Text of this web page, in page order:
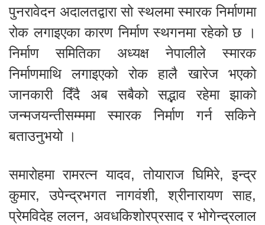
पुनरावेदन अदालतद्वारा सो स्थलमा स्मारक निर्माणमा
रोक लगाइएका कारण निर्माण स्थगनमा रहेको छ ।
निर्माण समितिका अध्यक्ष नेपालीले स्मारक
निर्माणमाथि लगाइएको रोक हालै खारेज भएको
जानकारी दिँदै अब सबैको सद्भाव रहेमा झाको
जन्मजयन्तीसम्ममा स्मारक निर्माण गर्न सकिने
बताउनुभयो ।
समारोहमा रामरत्न यादव, तोयाराज घिमिरे, इन्द्र
कुमार, उपेन्द्रभगत नागवंशी, श्रीनारायण साह,
प्रेमविदेह ललन, अवधकिशोरप्रसाद र भोगेन्द्रलाल